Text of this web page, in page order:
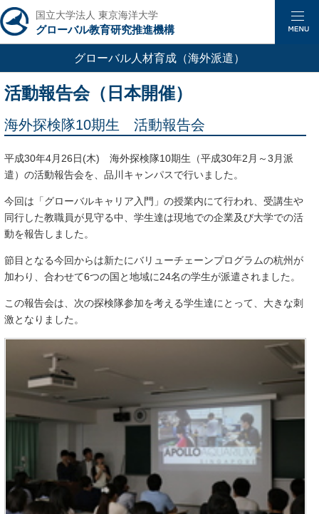
国立大学法人 東京海洋大学
グローバル教育研究推進機構
グローバル人材育成（海外派遣）
活動報告会（日本開催）
海外探検隊10期生 活動報告会
平成30年4月26日(木) 海外探検隊10期生（平成30年2月～3月派
遣）の活動報告会を、品川キャンパスで行いました。
今回は「グローバルキャリア入門」の授業内にて行われ、受講生や
同行した教職員が見守る中、学生達は現地での企業及び大学での活
動を報告しました。
節目となる今回からは新たにバリューチェーンプログラムの杭州が
加わり、合わせて6つの国と地域に24名の学生が派遣されました。
この報告会は、次の探検隊参加を考える学生達にとって、大きな刺
激となりました。